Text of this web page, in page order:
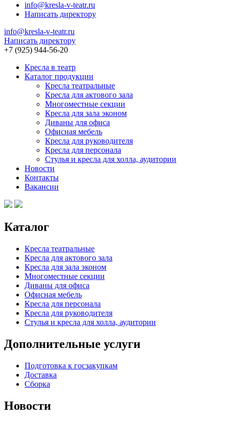
info@kresla-v-teatr.ru
Написать директору
info@kresla-v-teatr.ru
Написать директору
+7 (925) 944-56-20
Кресла в театр
Каталог продукции
Кресла театральные
Кресла для актового зала
Многоместные секции
Кресла для зала эконом
Диваны для офиса
Офисная мебель
Кресла для руководителя
Кресла для персонала
Стулья и кресла для холла, аудитории
Новости
Контакты
Вакансии
Каталог
Кресла театральные
Кресла для актового зала
Кресла для зала эконом
Многоместные секции
Диваны для офиса
Офисная мебель
Кресла для персонала
Кресла для руководителя
Стулья и кресла для холла, аудитории
Дополнительные услуги
Подготовка к госзакупкам
Доставка
Сборка
Новости